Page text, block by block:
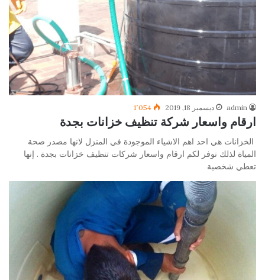
admin ديسمبر 18, 2019 1٬054
ارقام واسعار شركة تنظيف خزانات بجدة
الخزانات هي احد اهم الاشياء الموجودة في المنزل لانها مصدر صحة
المياة لذلك نوفر لكم ارقام واسعار شركات تنظيف خزانات بجدة . إنها
تعطي شخصية